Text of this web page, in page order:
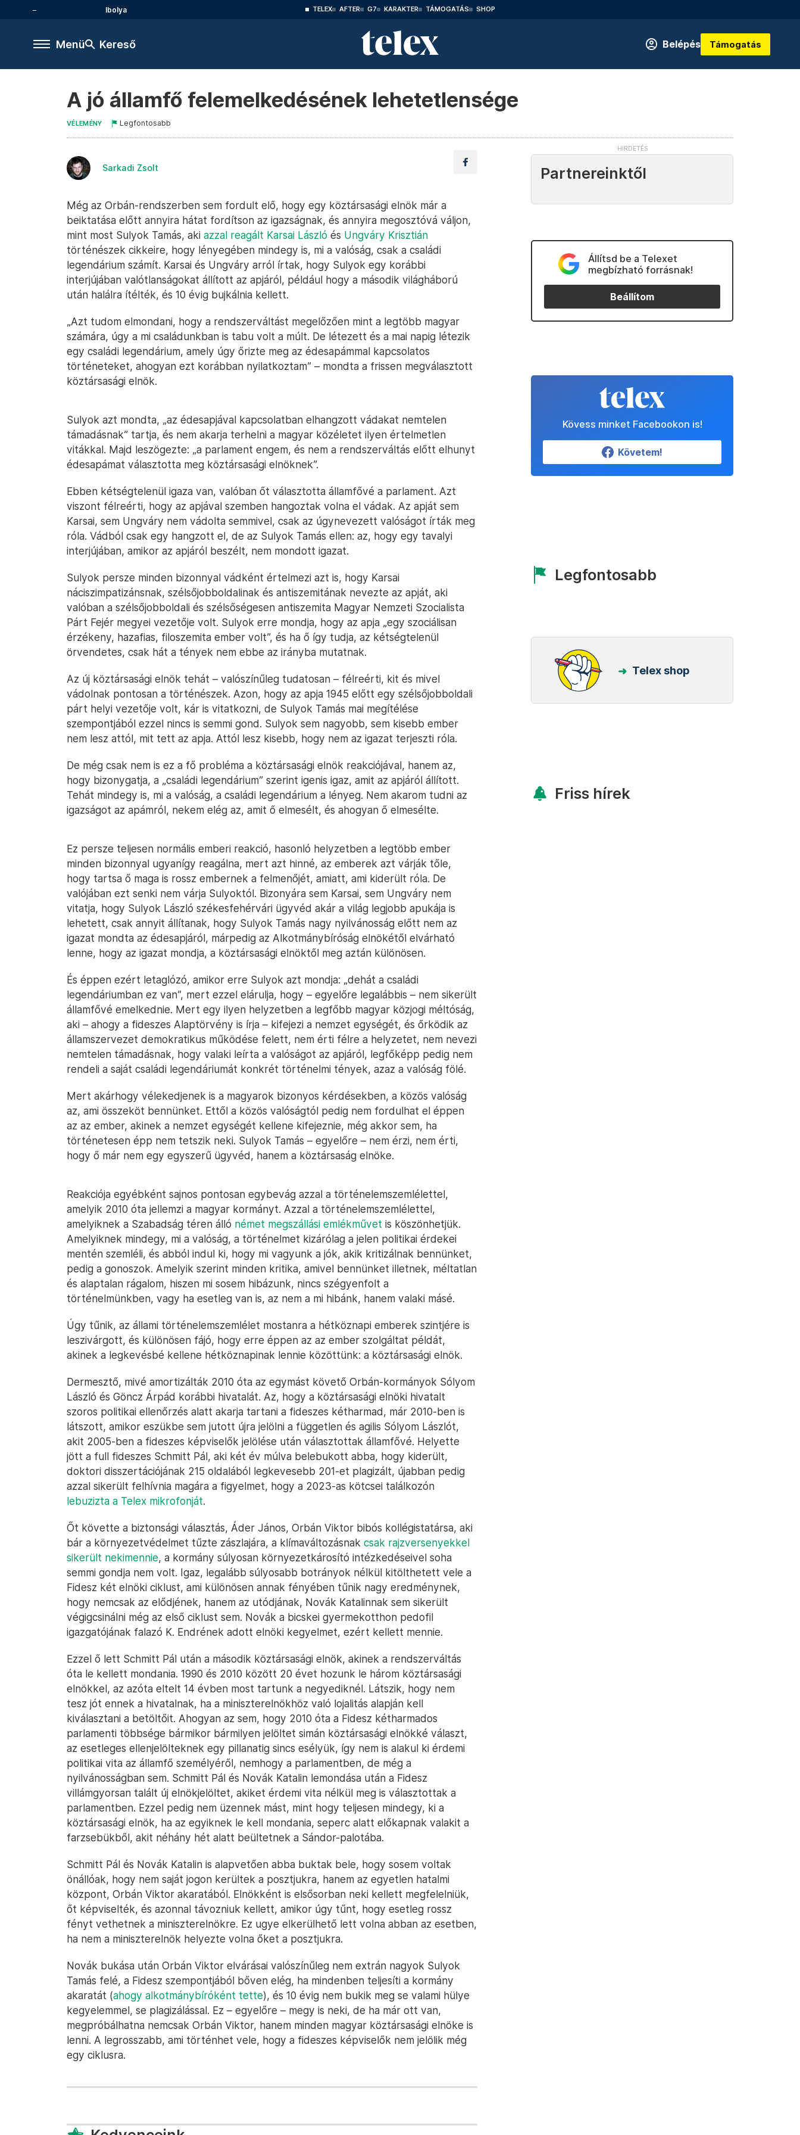
Ibolya TELEX AFTER G7 KARAKTER TÁMOGATÁS SHOP
Menü Kereső Belépés Támogatás
A jó államfő felemelkedésének lehetetlensége
VÉLEMÉNY Legfontosabb
Sarkadi Zsolt
Még az Orbán-rendszerben sem fordult elő, hogy egy köztársasági elnök már a
beiktatása előtt annyira hátat fordítson az igazságnak, és annyira megosztóvá váljon,
mint most Sulyok Tamás, aki azzal reagált Karsai László és Ungváry Krisztián
történészek cikkeire, hogy lényegében mindegy is, mi a valóság, csak a családi
legendárium számít. Karsai és Ungváry arról írtak, hogy Sulyok egy korábbi
interjújában valótlanságokat állított az apjáról, például hogy a második világháború
után halálra ítélték, és 10 évig bujkálnia kellett.
„Azt tudom elmondani, hogy a rendszerváltást megelőzően mint a legtöbb magyar
számára, úgy a mi családunkban is tabu volt a múlt. De létezett és a mai napig létezik
egy családi legendárium, amely úgy őrizte meg az édesapámmal kapcsolatos
történeteket, ahogyan ezt korábban nyilatkoztam” – mondta a frissen megválasztott
köztársasági elnök.
Sulyok azt mondta, „az édesapjával kapcsolatban elhangzott vádakat nemtelen
támadásnak” tartja, és nem akarja terhelni a magyar közéletet ilyen értelmetlen
vitákkal. Majd leszögezte: „a parlament engem, és nem a rendszerváltás előtt elhunyt
édesapámat választotta meg köztársasági elnöknek”.
Ebben kétségtelenül igaza van, valóban őt választotta államfővé a parlament. Azt
viszont félreérti, hogy az apjával szemben hangoztak volna el vádak. Az apját sem
Karsai, sem Ungváry nem vádolta semmivel, csak az úgynevezett valóságot írták meg
róla. Vádból csak egy hangzott el, de az Sulyok Tamás ellen: az, hogy egy tavalyi
interjújában, amikor az apjáról beszélt, nem mondott igazat.
Sulyok persze minden bizonnyal vádként értelmezi azt is, hogy Karsai
náciszimpatizánsnak, szélsőjobboldalinak és antiszemitának nevezte az apját, aki
valóban a szélsőjobboldali és szélsőségesen antiszemita Magyar Nemzeti Szocialista
Párt Fejér megyei vezetője volt. Sulyok erre mondja, hogy az apja „egy szociálisan
érzékeny, hazafias, filoszemita ember volt”, és ha ő így tudja, az kétségtelenül
örvendetes, csak hát a tények nem ebbe az irányba mutatnak.
Az új köztársasági elnök tehát – valószínűleg tudatosan – félreérti, kit és mivel
vádolnak pontosan a történészek. Azon, hogy az apja 1945 előtt egy szélsőjobboldali
párt helyi vezetője volt, kár is vitatkozni, de Sulyok Tamás mai megítélése
szempontjából ezzel nincs is semmi gond. Sulyok sem nagyobb, sem kisebb ember
nem lesz attól, mit tett az apja. Attól lesz kisebb, hogy nem az igazat terjeszti róla.
De még csak nem is ez a fő probléma a köztársasági elnök reakciójával, hanem az,
hogy bizonygatja, a „családi legendárium” szerint igenis igaz, amit az apjáról állított.
Tehát mindegy is, mi a valóság, a családi legendárium a lényeg. Nem akarom tudni az
igazságot az apámról, nekem elég az, amit ő elmesélt, és ahogyan ő elmesélte.
Ez persze teljesen normális emberi reakció, hasonló helyzetben a legtöbb ember
minden bizonnyal ugyanígy reagálna, mert azt hinné, az emberek azt várják tőle,
hogy tartsa ő maga is rossz embernek a felmenőjét, amiatt, ami kiderült róla. De
valójában ezt senki nem várja Sulyoktól. Bizonyára sem Karsai, sem Ungváry nem
vitatja, hogy Sulyok László székesfehérvári ügyvéd akár a világ legjobb apukája is
lehetett, csak annyit állítanak, hogy Sulyok Tamás nagy nyilvánosság előtt nem az
igazat mondta az édesapjáról, márpedig az Alkotmánybíróság elnökétől elvárható
lenne, hogy az igazat mondja, a köztársasági elnöktől meg aztán különösen.
És éppen ezért letaglózó, amikor erre Sulyok azt mondja: „dehát a családi
legendáriumban ez van”, mert ezzel elárulja, hogy – egyelőre legalábbis – nem sikerült
államfővé emelkednie. Mert egy ilyen helyzetben a legfőbb magyar közjogi méltóság,
aki – ahogy a fideszes Alaptörvény is írja – kifejezi a nemzet egységét, és őrködik az
államszervezet demokratikus működése felett, nem érti félre a helyzetet, nem nevezi
nemtelen támadásnak, hogy valaki leírta a valóságot az apjáról, legfőképp pedig nem
rendeli a saját családi legendáriumát konkrét történelmi tények, azaz a valóság fölé.
Mert akárhogy vélekedjenek is a magyarok bizonyos kérdésekben, a közös valóság
az, ami összeköt bennünket. Ettől a közös valóságtól pedig nem fordulhat el éppen
az az ember, akinek a nemzet egységét kellene kifejeznie, még akkor sem, ha
történetesen épp nem tetszik neki. Sulyok Tamás – egyelőre – nem érzi, nem érti,
hogy ő már nem egy egyszerű ügyvéd, hanem a köztársaság elnöke.
Reakciója egyébként sajnos pontosan egybevág azzal a történelemszemlélettel,
amelyik 2010 óta jellemzi a magyar kormányt. Azzal a történelemszemlélettel,
amelyiknek a Szabadság téren álló német megszállási emlékművet is köszönhetjük.
Amelyiknek mindegy, mi a valóság, a történelmet kizárólag a jelen politikai érdekei
mentén szemléli, és abból indul ki, hogy mi vagyunk a jók, akik kritizálnak bennünket,
pedig a gonoszok. Amelyik szerint minden kritika, amivel bennünket illetnek, méltatlan
és alaptalan rágalom, hiszen mi sosem hibázunk, nincs szégyenfolt a
történelmünkben, vagy ha esetleg van is, az nem a mi hibánk, hanem valaki másé.
Úgy tűnik, az állami történelemszemlélet mostanra a hétköznapi emberek szintjére is
leszivárgott, és különösen fájó, hogy erre éppen az az ember szolgáltat példát,
akinek a legkevésbé kellene hétköznapinak lennie közöttünk: a köztársasági elnök.
Dermesztő, mivé amortizálták 2010 óta az egymást követő Orbán-kormányok Sólyom
László és Göncz Árpád korábbi hivatalát. Az, hogy a köztársasági elnöki hivatalt
szoros politikai ellenőrzés alatt akarja tartani a fideszes kétharmad, már 2010-ben is
látszott, amikor eszükbe sem jutott újra jelölni a független és agilis Sólyom Lászlót,
akit 2005-ben a fideszes képviselők jelölése után választottak államfővé. Helyette
jött a full fideszes Schmitt Pál, aki két év múlva belebukott abba, hogy kiderült,
doktori disszertációjának 215 oldalából legkevesebb 201-et plagizált, újabban pedig
azzal sikerült felhívnia magára a figyelmet, hogy a 2023-as kötcsei találkozón
lebuzizta a Telex mikrofonját.
Őt követte a biztonsági választás, Áder János, Orbán Viktor bibós kollégistatársa, aki
bár a környezetvédelmet tűzte zászlajára, a klímaváltozásnak csak rajzversenyekkel
sikerült nekimennie, a kormány súlyosan környezetkárosító intézkedéseivel soha
semmi gondja nem volt. Igaz, legalább súlyosabb botrányok nélkül kitölthetett vele a
Fidesz két elnöki ciklust, ami különösen annak fényében tűnik nagy eredménynek,
hogy nemcsak az elődjének, hanem az utódjának, Novák Katalinnak sem sikerült
végigcsinálni még az első ciklust sem. Novák a bicskei gyermekotthon pedofil
igazgatójának falazó K. Endrének adott elnöki kegyelmet, ezért kellett mennie.
Ezzel ő lett Schmitt Pál után a második köztársasági elnök, akinek a rendszerváltás
óta le kellett mondania. 1990 és 2010 között 20 évet hozunk le három köztársasági
elnökkel, az azóta eltelt 14 évben most tartunk a negyediknél. Látszik, hogy nem
tesz jót ennek a hivatalnak, ha a miniszterelnökhöz való lojalitás alapján kell
kiválasztani a betöltőit. Ahogyan az sem, hogy 2010 óta a Fidesz kétharmados
parlamenti többsége bármikor bármilyen jelöltet simán köztársasági elnökké választ,
az esetleges ellenjelölteknek egy pillanatig sincs esélyük, így nem is alakul ki érdemi
politikai vita az államfő személyéről, nemhogy a parlamentben, de még a
nyilvánosságban sem. Schmitt Pál és Novák Katalin lemondása után a Fidesz
villámgyorsan talált új elnökjelöltet, akiket érdemi vita nélkül meg is választottak a
parlamentben. Ezzel pedig nem üzennek mást, mint hogy teljesen mindegy, ki a
köztársasági elnök, ha az egyiknek le kell mondania, seperc alatt előkapnak valakit a
farzsebükből, akit néhány hét alatt beültetnek a Sándor-palotába.
Schmitt Pál és Novák Katalin is alapvetően abba buktak bele, hogy sosem voltak
önállóak, hogy nem saját jogon kerültek a posztjukra, hanem az egyetlen hatalmi
központ, Orbán Viktor akaratából. Elnökként is elsősorban neki kellett megfelelniük,
őt képviselték, és azonnal távozniuk kellett, amikor úgy tűnt, hogy esetleg rossz
fényt vethetnek a miniszterelnökre. Ez ugye elkerülhető lett volna abban az esetben,
ha nem a miniszterelnök helyezte volna őket a posztjukra.
Novák bukása után Orbán Viktor elvárásai valószínűleg nem extrán nagyok Sulyok
Tamás felé, a Fidesz szempontjából bőven elég, ha mindenben teljesíti a kormány
akaratát (ahogy alkotmánybíróként tette), és 10 évig nem bukik meg se valami hülye
kegyelemmel, se plagizálással. Ez – egyelőre – megy is neki, de ha már ott van,
megpróbálhatna nemcsak Orbán Viktor, hanem minden magyar köztársasági elnöke is
lenni. A legrosszabb, ami történhet vele, hogy a fideszes képviselők nem jelölik még
egy ciklusra.
Partnereinktől
Állítsd be a Telexet
megbízható forrásnak!
Beállítom
Kövess minket Facebookon is!
Követem!
Legfontosabb
Telex shop
Friss hírek